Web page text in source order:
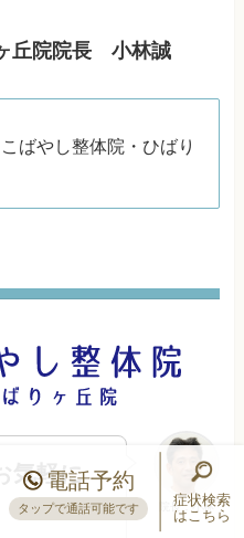
丘院院長 小林誠
ばやし整体院・ひばり
院長：小林
気軽に電話予約
タップで通話可能です
症状検索
はこちら